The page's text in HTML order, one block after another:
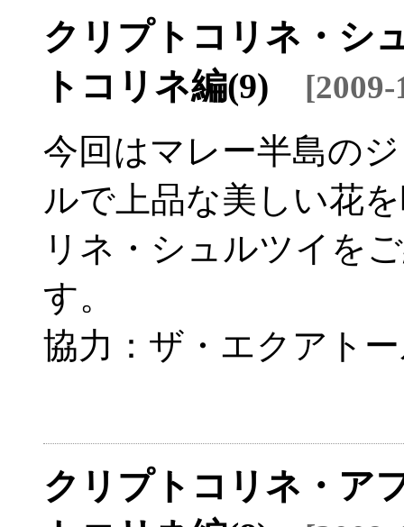
クリプトコリネ・シ
トコリネ編(9)
今回はマレー半島の
ルで上品な美しい花
リネ・シュルツイを
す。
協力：ザ・エクアト
クリプトコリネ・ア